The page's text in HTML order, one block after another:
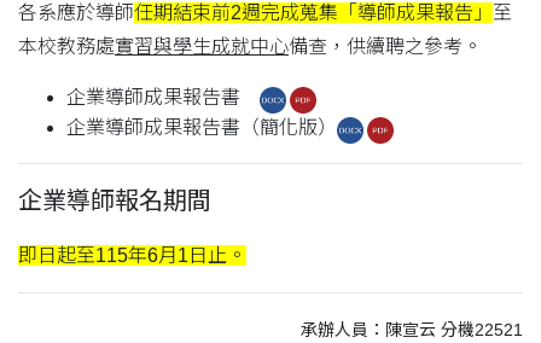
各系應於導師任期結束前2週完成蒐集「導師成果報告」
至
本校教務處實習與學生成就中心備查，供續聘之參考。
企業導師成果報告書
企業導師成果報告書（簡化版）
企業導師報名期間
即日起至115年6月1日止。
承辦人員：陳宣云 分機22521